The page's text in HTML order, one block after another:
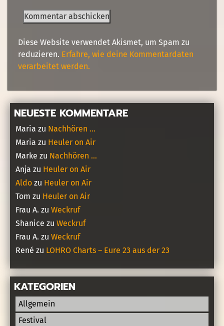
Diese Website verwendet Akismet, um Spam zu
reduzieren. Erfahre, wie deine Kommentardaten
verarbeitet werden.
NEUESTE KOMMENTARE
Maria zu Nachhören …
Maria zu Heuler on Air
Marke zu Nachhören …
Anja zu Heuler on Air
Aldo zu Heuler on Air
Tom zu Heuler on Air
Frau A. zu Weckruf
Shanice zu Weckruf
Frau A. zu Weckruf
René zu LOHRO Charts – Eure 23 aus der 23
KATEGORIEN
Allgemein
Festival